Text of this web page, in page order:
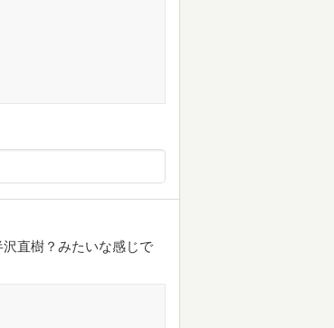
直樹？みたいな感じで